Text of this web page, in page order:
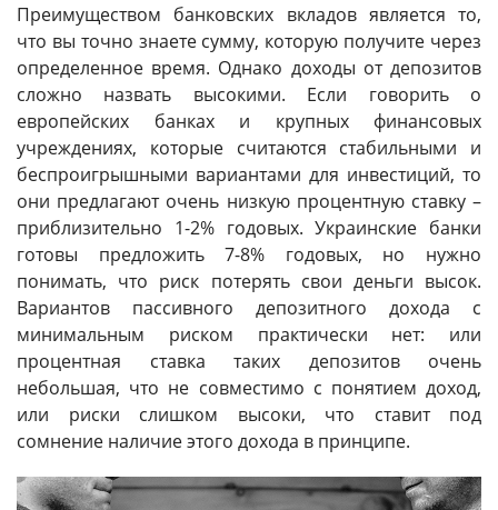
Преимуществом банковских вкладов является то,
что вы точно знаете сумму, которую получите через
определенное время. Однако доходы от депозитов
сложно назвать высокими. Если говорить о
европейских банках и крупных финансовых
учреждениях, которые считаются стабильными и
беспроигрышными вариантами для инвестиций, то
они предлагают очень низкую процентную ставку –
приблизительно 1-2% годовых. Украинские банки
готовы предложить 7-8% годовых, но нужно
понимать, что риск потерять свои деньги высок.
Вариантов пассивного депозитного дохода с
минимальным риском практически нет: или
процентная ставка таких депозитов очень
небольшая, что не совместимо с понятием доход,
или риски слишком высоки, что ставит под
сомнение наличие этого дохода в принципе.